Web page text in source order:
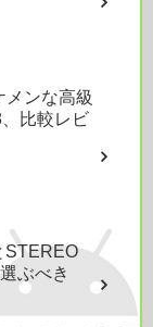
メンな高級
比較レビ
STEREO
ぶべき